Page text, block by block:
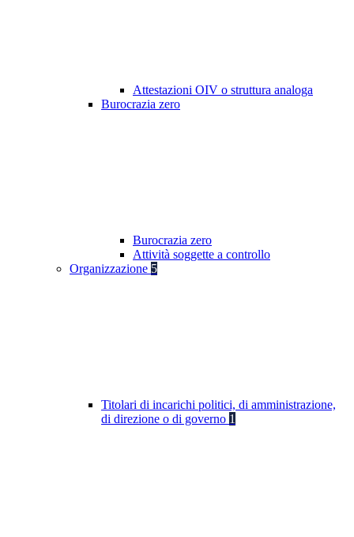
Attestazioni OIV o struttura analoga
Burocrazia zero
Burocrazia zero
Attività soggette a controllo
Organizzazione 5
Titolari di incarichi politici, di amministrazione,
di direzione o di governo 1